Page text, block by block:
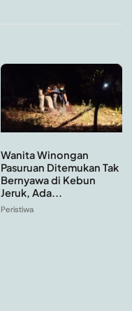
Wanita Winongan
Pasuruan Ditemukan Tak
Bernyawa di Kebun
Jeruk, Ada...
Peristiwa